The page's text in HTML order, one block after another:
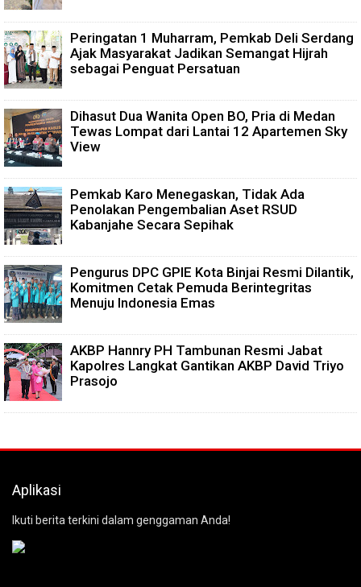
Peringatan 1 Muharram, Pemkab Deli Serdang
Ajak Masyarakat Jadikan Semangat Hijrah
sebagai Penguat Persatuan
Dihasut Dua Wanita Open BO, Pria di Medan
Tewas Lompat dari Lantai 12 Apartemen Sky
View
Pemkab Karo Menegaskan, Tidak Ada
Penolakan Pengembalian Aset RSUD
Kabanjahe Secara Sepihak
Pengurus DPC GPIE Kota Binjai Resmi Dilantik,
Komitmen Cetak Pemuda Berintegritas
Menuju Indonesia Emas
AKBP Hannry PH Tambunan Resmi Jabat
Kapolres Langkat Gantikan AKBP David Triyo
Prasojo
Aplikasi
Ikuti berita terkini dalam genggaman Anda!